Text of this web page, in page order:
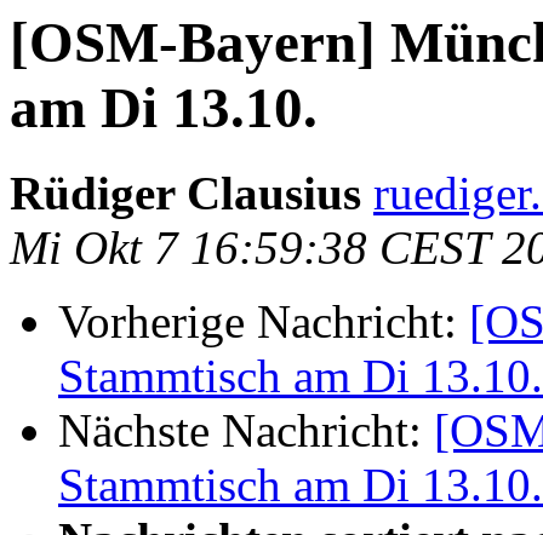
[OSM-Bayern]
am Di 13.10.
Rüdiger Clausius
Mi Okt 7 16:59:38 CEST
Vorherige Nachricht:
Stammtisch am Di 13.10.
Nächste Nachricht:
Stammtisch am Di 13.10.